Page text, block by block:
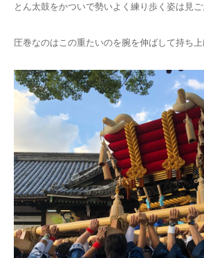
とん太鼓をかついで勢いよく練り歩く姿は見ご
圧巻なのはこの重たいのを腕を伸ばして持ち